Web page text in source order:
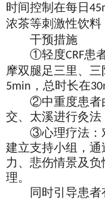
时间控制在每日
浓茶等刺激性饮料
干预措施
①轻度CRF患
摩双腿足三里、
5min ，总时长在
②中重度患者
交、太溪进行灸法
③心理疗法：
建立支持小组，
力、悲伤情景及
理。
同时引导患